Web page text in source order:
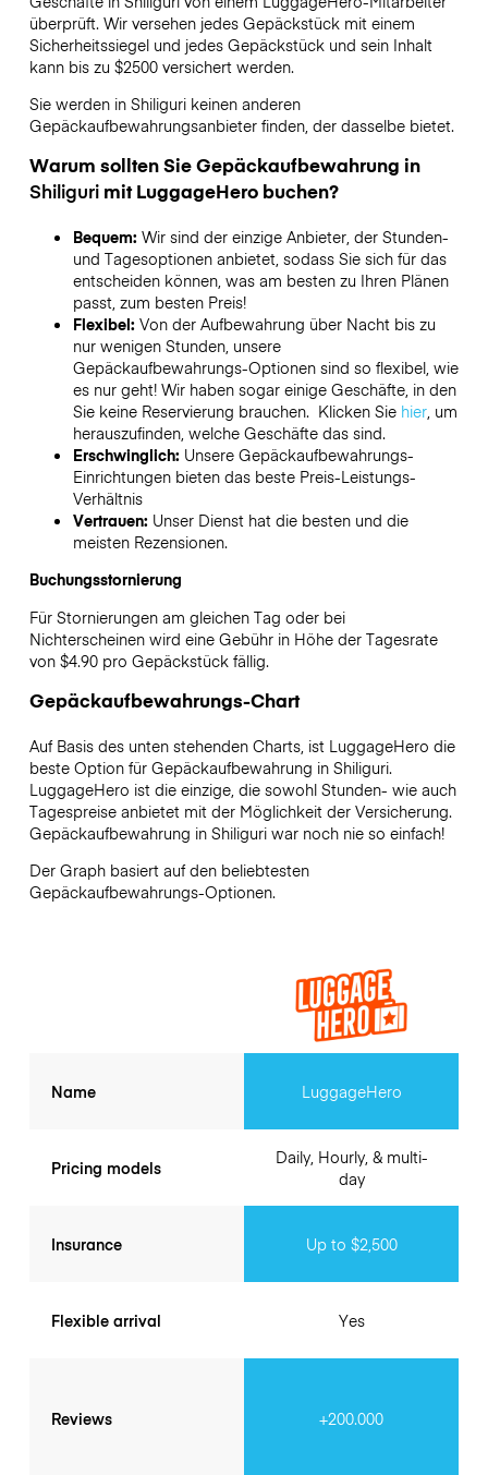
überprüft. Wir versehen jedes Gepäckstück mit einem
Sicherheitssiegel und jedes Gepäckstück und sein Inhalt
kann bis zu $2500versichert werden.
Sie werden in Shiligurikeinen anderen
Gepäckaufbewahrungsanbieter finden, der dasselbe bietet.
Warum sollten Sie Gepäckaufbewahrung in
Shiligurimit LuggageHero buchen?
Bequem: Wir sind der einzige Anbieter, der Stunden-
und Tagesoptionen anbietet, sodass Sie sich für das
entscheiden können, was am besten zu Ihren Plänen
passt, zum besten Preis!
Flexibel: Von der Aufbewahrung über Nacht bis zu
nur wenigen Stunden, unsere
Gepäckaufbewahrungs-Optionen sind so flexibel, wie
es nur geht! Wir haben sogar einige Geschäfte, in den
Sie keine Reservierung brauchen. Klicken Sie hier, um
herauszufinden, welche Geschäfte das sind.
Erschwinglich: Unsere Gepäckaufbewahrungs-
Einrichtungen bieten das beste Preis-Leistungs-
Verhältnis
Vertrauen: Unser Dienst hat die besten und die
meisten Rezensionen.
Buchungsstornierung
Für Stornierungen am gleichen Tag oder bei
Nichterscheinen wird eine Gebühr in Höhe der Tagesrate
von $4.90 pro Gepäckstück fällig.
Gepäckaufbewahrungs-Chart
Auf Basis des unten stehenden Charts, ist LuggageHero die
beste Option für Gepäckaufbewahrung in Shiliguri.
LuggageHero ist die einzige, die sowohl Stunden- wie auch
Tagespreise anbietet mit der Möglichkeit der Versicherung.
Gepäckaufbewahrung in Shiliguriwar noch nie so einfach!
Der Graph basiert auf den beliebtesten
Gepäckaufbewahrungs-Optionen.
Name
Pricing models
Insurance
Flexible arrival
Reviews
LuggageHero
Daily, Hourly, & multi-
day
Up to $2,500
Yes
+200.000